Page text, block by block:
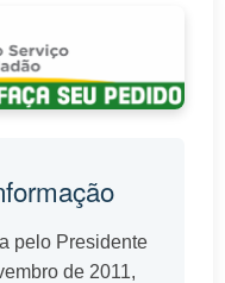
pelo Presidente
de 2011,